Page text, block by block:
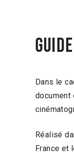
Dans le
document
Réalisé
France et